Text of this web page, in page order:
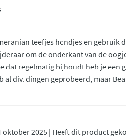
teefjes hondjes en gebruik
om de onderkant van de
dat regelmatig bijhoudt heb je een
al div. dingen geprobeerd, maar
oktober 2025 | Heeft dit product